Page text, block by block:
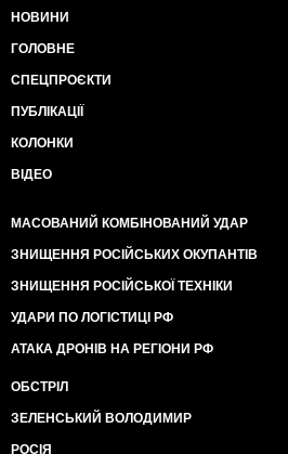
НОВИНИ
ГОЛОВНЕ
СПЕЦПРОЄКТИ
ПУБЛІКАЦІЇ
КОЛОНКИ
ВІДЕО
МАСОВАНИЙ КОМБІНОВАНИЙ УДАР
ЗНИЩЕННЯ РОСІЙСЬКИХ ОКУПАНТІВ
ЗНИЩЕННЯ РОСІЙСЬКОЇ ТЕХНІКИ
УДАРИ ПО ЛОГІСТИЦІ РФ
АТАКА ДРОНІВ НА РЕГІОНИ РФ
ОБСТРІЛ
ЗЕЛЕНСЬКИЙ ВОЛОДИМИР
РОСІЯ